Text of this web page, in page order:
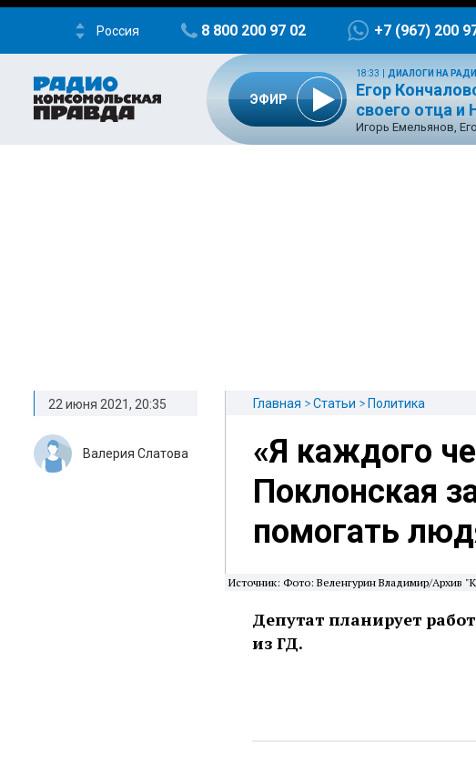
Россия 8 800 200 97 02 +7 (967) 200
ЭФИР
18:33 ДИАЛОГИ НА
Егор
своего отца и
Игорь Емельянов,
Главная Статьи Политика
«Я каждого
Поклонская
помогать
Источник: Фото: Веленгурин Владимир/Архив
Депутат планирует
из ГД.
22 июня 2021, 20:35
Валерия Слатова